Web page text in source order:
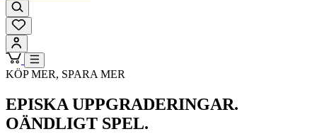
KÖP MER, SPARA MER
EPISKA UPPGRADERINGAR.
OÄNDLIGT SPEL.